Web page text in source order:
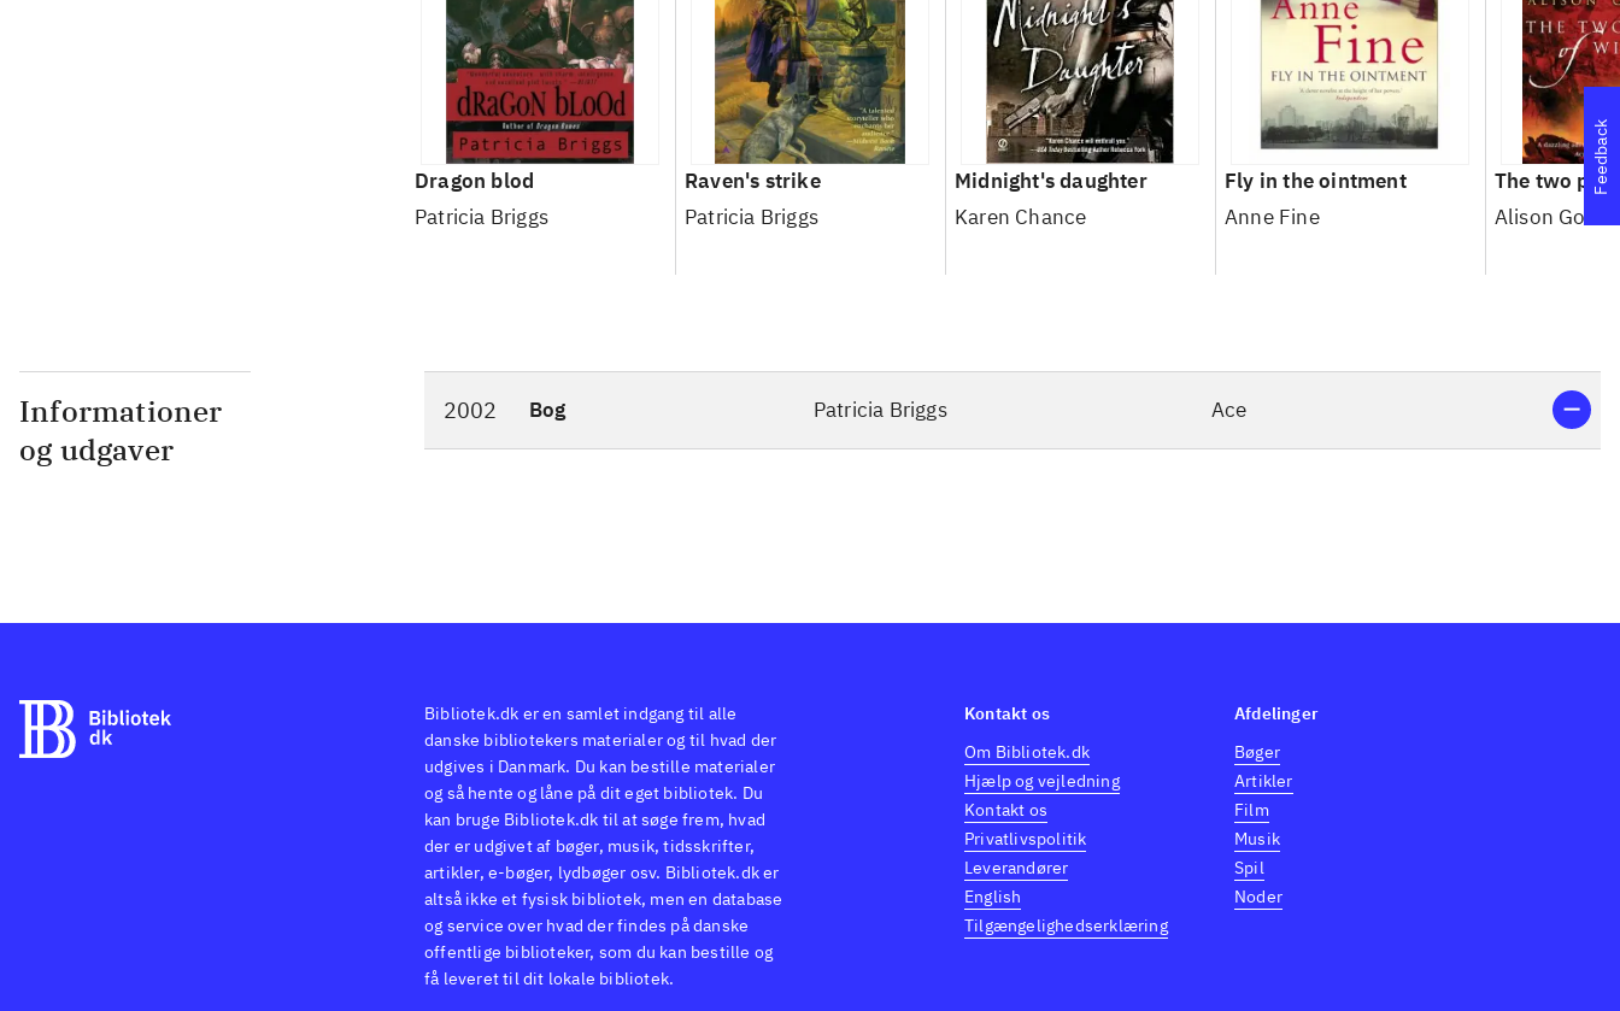
Dragon blod
Patricia Briggs
Raven's strike
Patricia Briggs
Midnight's daughter
Karen Chance
Fly in the ointment
Anne Fine
The two
Alison
Informationer
og udgaver
2002 Bog Patricia Briggs Ace
Feedback
Bibliotek.dk er en samlet indgang til alle
danske bibliotekers materialer og til hvad der
udgives i Danmark. Du kan bestille materialer
og så hente og låne på dit eget bibliotek. Du
kan bruge Bibliotek.dk til at søge frem, hvad
der er udgivet af bøger, musik, tidsskrifter,
artikler, e-bøger, lydbøger osv. Bibliotek.dk er
altså ikke et fysisk bibliotek, men en database
og service over hvad der findes på danske
offentlige biblioteker, som du kan bestille og
få leveret til dit lokale bibliotek.
Kontakt os
Om Bibliotek.dk
Hjælp og vejledning
Kontakt os
Privatlivspolitik
Leverandører
English
Tilgængelighedserklæring
Afdelinger
Bøger
Artikler
Film
Musik
Spil
Noder